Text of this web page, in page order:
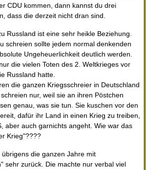
CDU kommen, dann kannst du drei
dass die derzeit nicht dran sind.
Russland ist eine sehr heikle Beziehung.
schreien sollte jedem normal denkenden
Ungeheuerlichkeit deutlich werden.
die vielen Toten des 2. Weltkrieges vor
Russland hatte.
die ganzen Kriegsschreier in Deutschland
nur, weil sie an ihren Pöstchen
genau, was sie tun. Sie kuschen vor den
dafür ihr Land in einen Krieg zu treiben,
aber auch garnichts angeht. Wie war das
Krieg"????
übrigens die ganzen Jahre mit
sehr zurück. Die machte nur verbal viel